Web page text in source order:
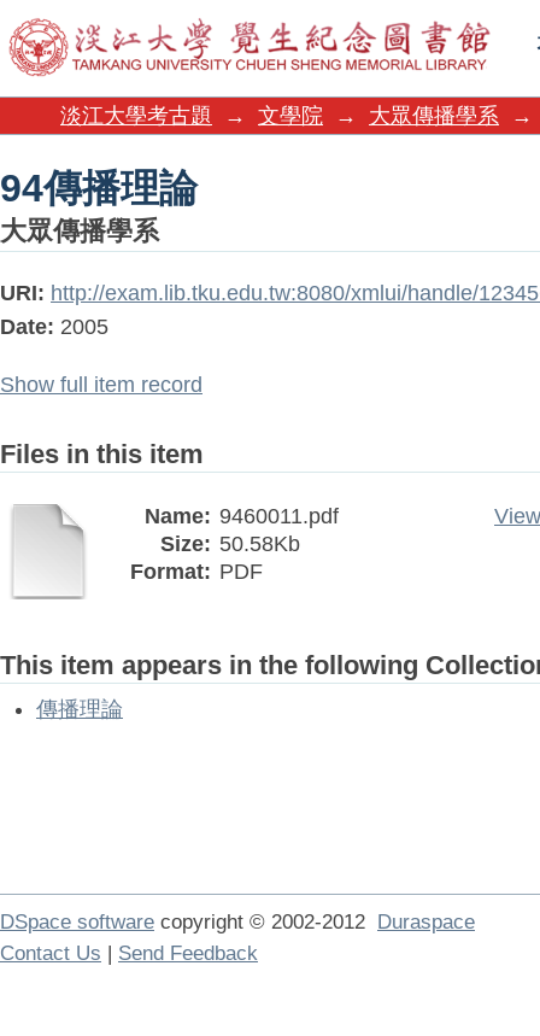
94傳播理論
淡江大學考古題 → 文學院 → 大眾傳播學系 →
94傳播理論
大眾傳播學系
URI: http://exam.lib.tku.edu.tw:8080/xmlui/handle/
Date: 2005
Show full item record
Files in this item
Name: 9460011.pdf
Size: 50.58Kb
Format: PDF
This item appears in the following
傳播理論
DSpace software copyright © 2002-2012 Duraspace
Contact Us | Send Feedback